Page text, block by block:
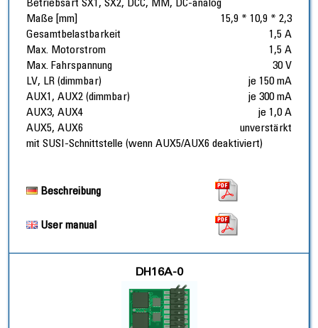
Maße [mm]
15,9 * 10,9 * 2,3
Gesamtbelastbarkeit
1,5 A
Max. Motorstrom
1,5 A
Max. Fahrspannung
30 V
LV, LR (dimmbar)
je 150 mA
AUX1, AUX2 (dimmbar)
je 300 mA
AUX3, AUX4
je 1,0 A
AUX5, AUX6
unverstärkt
mit SUSI-Schnittstelle (wenn AUX5/AUX6 deaktiviert)
Beschreibung
User manual
DH16A-0